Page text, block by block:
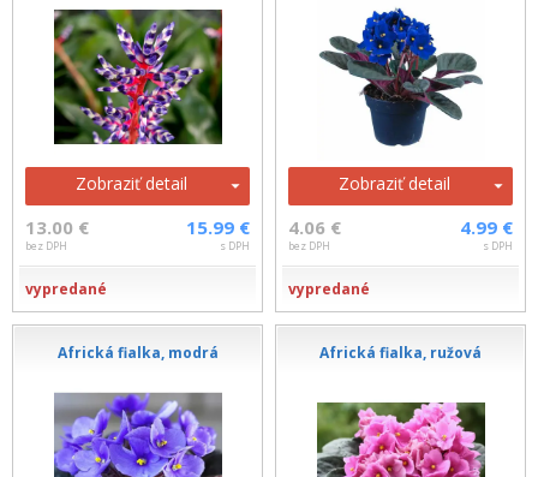
Zobraziť detail
13.00 €
bez DPH
15.99 €
s DPH
vypredané
Zobraziť detail
4.06 €
bez DPH
4.99 €
s DPH
vypredané
Africká fialka, modrá Africká fialka, ružová